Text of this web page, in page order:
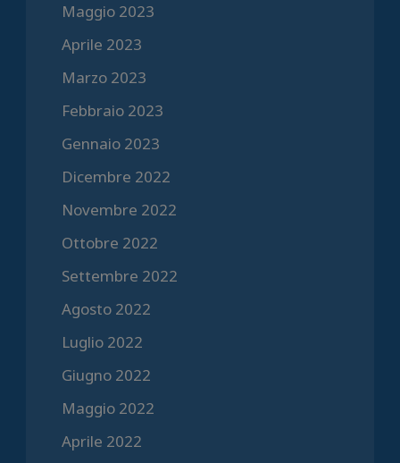
Maggio 2023
Aprile 2023
Marzo 2023
Febbraio 2023
Gennaio 2023
Dicembre 2022
Novembre 2022
Ottobre 2022
Settembre 2022
Agosto 2022
Luglio 2022
Giugno 2022
Maggio 2022
Aprile 2022